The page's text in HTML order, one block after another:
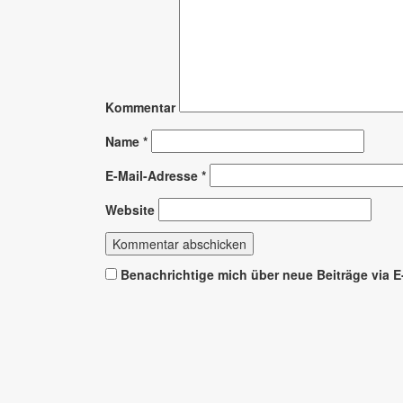
Kommentar
Name *
E-Mail-Adresse *
Website
Benachrichtige mich über neue Beiträge via